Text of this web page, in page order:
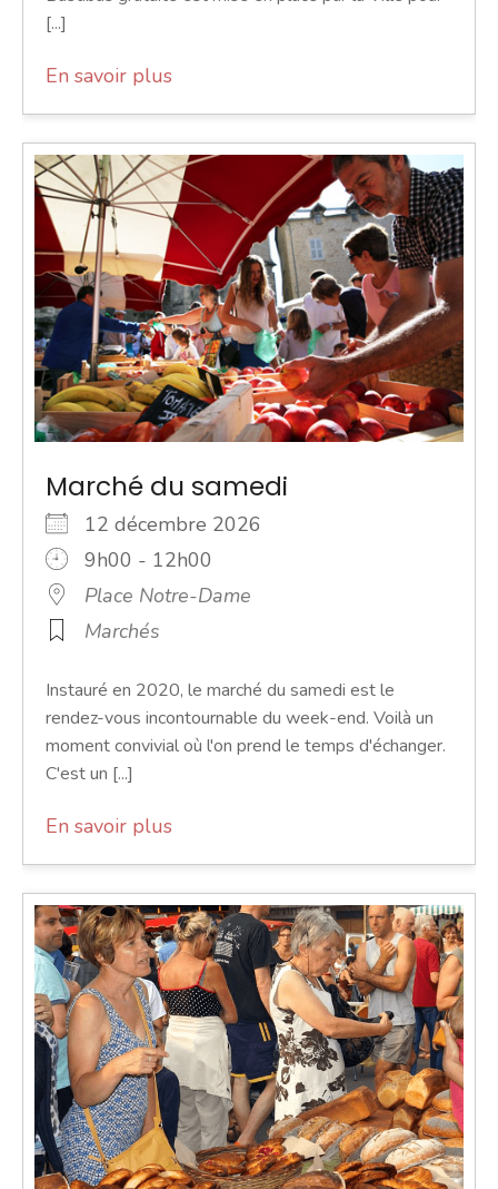
[...]
En savoir plus
Marché du samedi
12 décembre 2026
9h00 - 12h00
Place Notre-Dame
Marchés
Instauré en 2020, le marché du samedi est le
rendez-vous incontournable du week-end. Voilà un
moment convivial où l'on prend le temps d'échanger.
C'est un [...]
En savoir plus